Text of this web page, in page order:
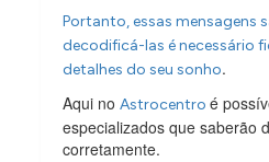
Portanto, essas mensagens
decodificá-las é necessário
detalhes do seu sonho.
Aqui noAstrocentroé
especializados que saberão
corretamente.